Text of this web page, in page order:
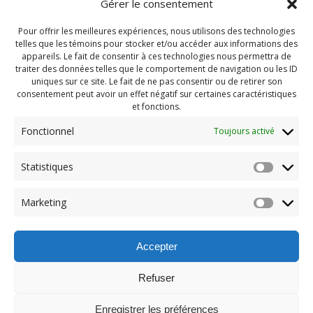
Gérer le consentement
Pour offrir les meilleures expériences, nous utilisons des technologies
telles que les témoins pour stocker et/ou accéder aux informations des
appareils. Le fait de consentir à ces technologies nous permettra de
traiter des données telles que le comportement de navigation ou les ID
uniques sur ce site. Le fait de ne pas consentir ou de retirer son
consentement peut avoir un effet négatif sur certaines caractéristiques
et fonctions.
Fonctionnel Toujours activé
Statistiques
Marketing
Accepter
Refuser
Enregistrer les préférences
Navigation
de
l'article
Previous
Lave-Chien (34)